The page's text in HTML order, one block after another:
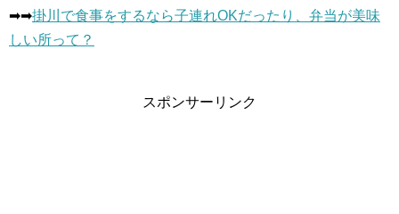
➡︎➡︎掛川で食事をするなら子連れOKだったり、弁当が美味
しい所って？
スポンサーリンク